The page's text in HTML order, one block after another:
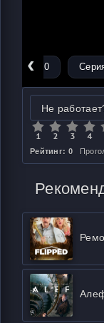
‹
Серия 10
Не
Рейтинг: 0